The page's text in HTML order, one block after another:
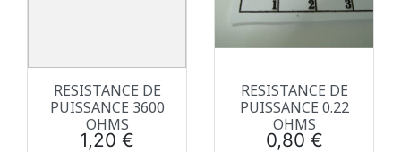
RESISTANCE DE
PUISSANCE 3600
OHMS
Prix
1,20 €
RESISTANCE DE
PUISSANCE 0.22
OHMS
Prix
0,80 €